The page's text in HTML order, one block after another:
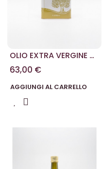
OLIO EXTRA VERGINE DI
OLIVA 5 L
63,00 €
AGGIUNGI AL CARRELLO